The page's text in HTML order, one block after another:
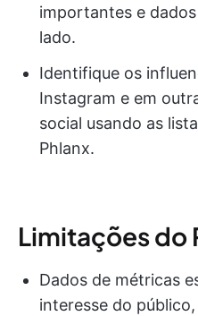
importantes e
lado.
Identifique os
Instagram e em
social usando as
Phlanx.
Limitações do
Dados de métricas
interesse do